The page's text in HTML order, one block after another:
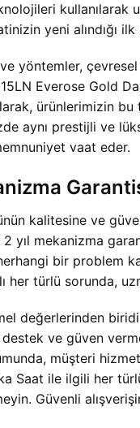
kullanılarak
yeni alındığı ilk
yöntemler,
Everose Gold
ürünlerimizin bu
aynı prestijli ve
vaat eder.
kalitesine ve
yıl mekanizma
bir problem
türlü sorunda,
değerlerinden
ve güven
müşteri
Saat ile ilgili her
Güvenli